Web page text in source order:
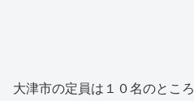
大津市の定員は１０名のところ